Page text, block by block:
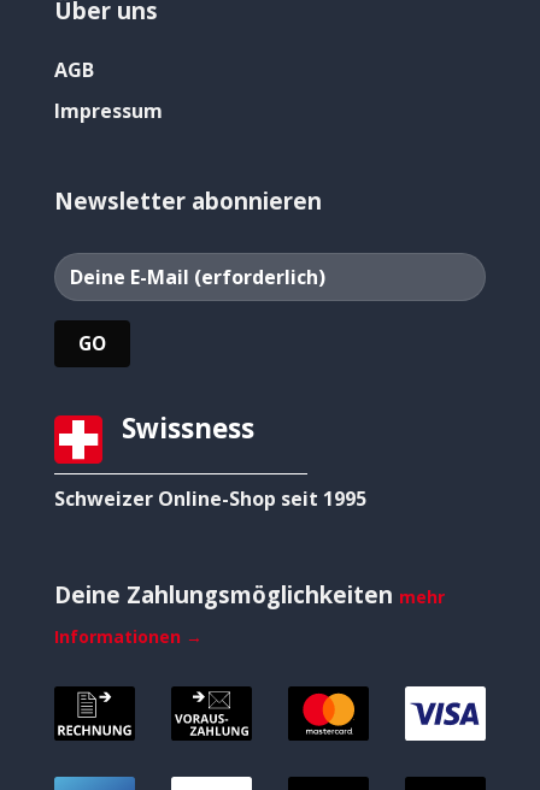
Über uns
AGB
Impressum
Newsletter abonnieren
Swissness
Schweizer Online-Shop seit 1995
Deine Zahlungsmöglichkeiten mehr
Informationen →